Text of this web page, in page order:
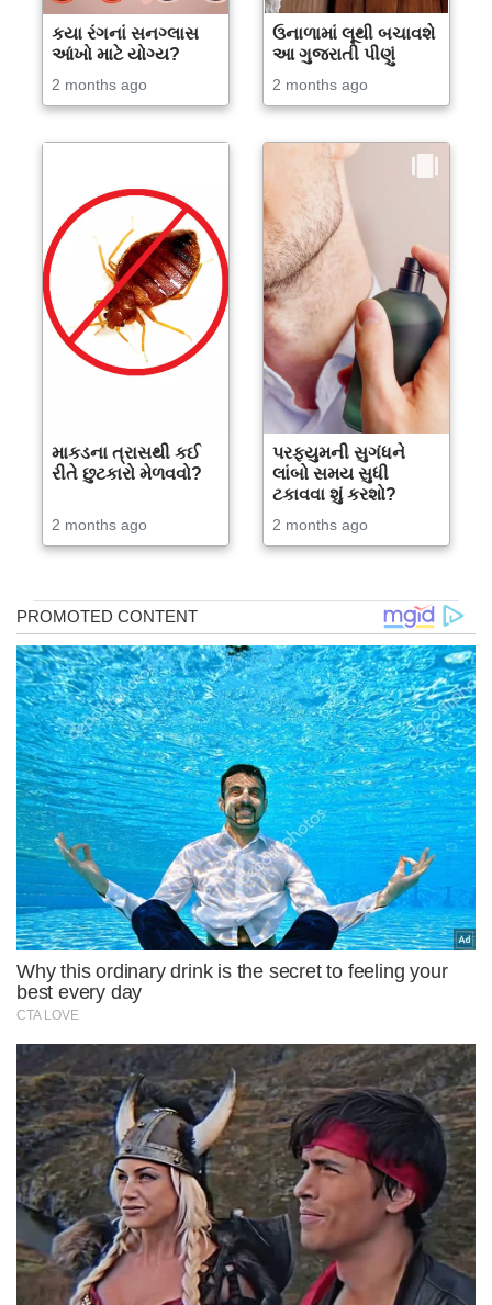
કયા રંગનાં સનગ્લાસ
આંખો માટે યોગ્ય?
2 months ago
ઉનાળામાં લૂથી બચાવશે
આ ગુજરાતી પીણું
2 months ago
માકડના ત્રાસથી કઈ
રીતે છુટકારો મેળવવો?
2 months ago
પરફ્યુમની સુગંધને
લાંબો સમય સુધી
ટકાવવા શું કરશો?
2 months ago